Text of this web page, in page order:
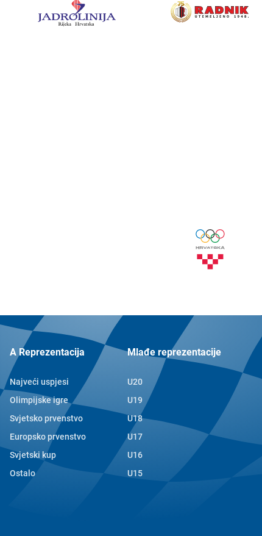
A Reprezentacija
Najveći uspjesi
Olimpijske igre
Svjetsko prvenstvo
Europsko prvenstvo
Svjetski kup
Ostalo
Mlađe reprezentacije
U20
U19
U18
U17
U16
U15